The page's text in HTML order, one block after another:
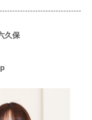
久保